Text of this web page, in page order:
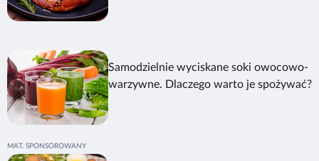
Samodzielnie wyciskane soki owocowo-
warzywne. Dlaczego warto je spożywać?